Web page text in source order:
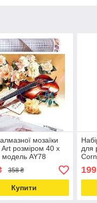
мозаїки
розміром 40 x
AY78
-online-
358 ₴
Купити
для
40
199